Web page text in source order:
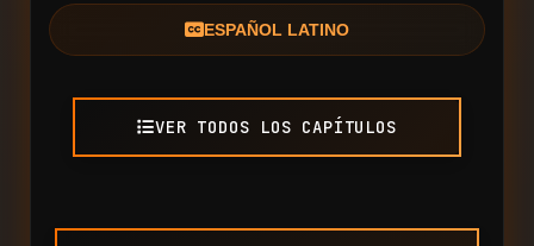
ESPAÑOL LATINO
VER TODOS LOS CAPÍTULOS